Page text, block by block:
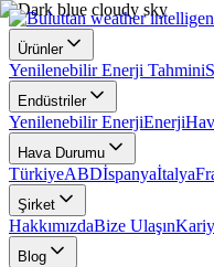
Ürünler
Yenilenebilir Enerji Tahmini
Endüstriler
Yenilenebilir EnerjiEnerji
Hava Durumu
TürkiyeABDİspanyaİtalya
Şirket
HakkımızdaBize Ulaşın
Blog